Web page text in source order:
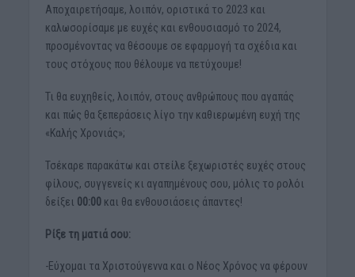
Αποχαιρετήσαμε, λοιπόν, οριστικά το 2023 και
καλωσορίσαμε με ευχές και ενθουσιασμό το 2024,
προσμένοντας να θέσουμε σε εφαρμογή τα σχέδια και
τους στόχους που θέλουμε να πετύχουμε!
Τι θα ευχηθείς, λοιπόν, στους ανθρώπους που αγαπάς
και πώς θα ξεπεράσεις λίγο την καθιερωμένη ευχή της
«Καλής Χρονιάς»;
Τσέκαρε παρακάτω και στείλε ξεχωριστές ευχές στους
φίλους, συγγενείς κι αγαπημένους σου, μόλις το ρολόι
δείξει 00:00και θα ενθουσιάσεις άπαντες!
Ρίξε τη ματιά σου:
-Εύχομαι τα Χριστούγεννα και ο Νέος Χρόνος να φέρουν